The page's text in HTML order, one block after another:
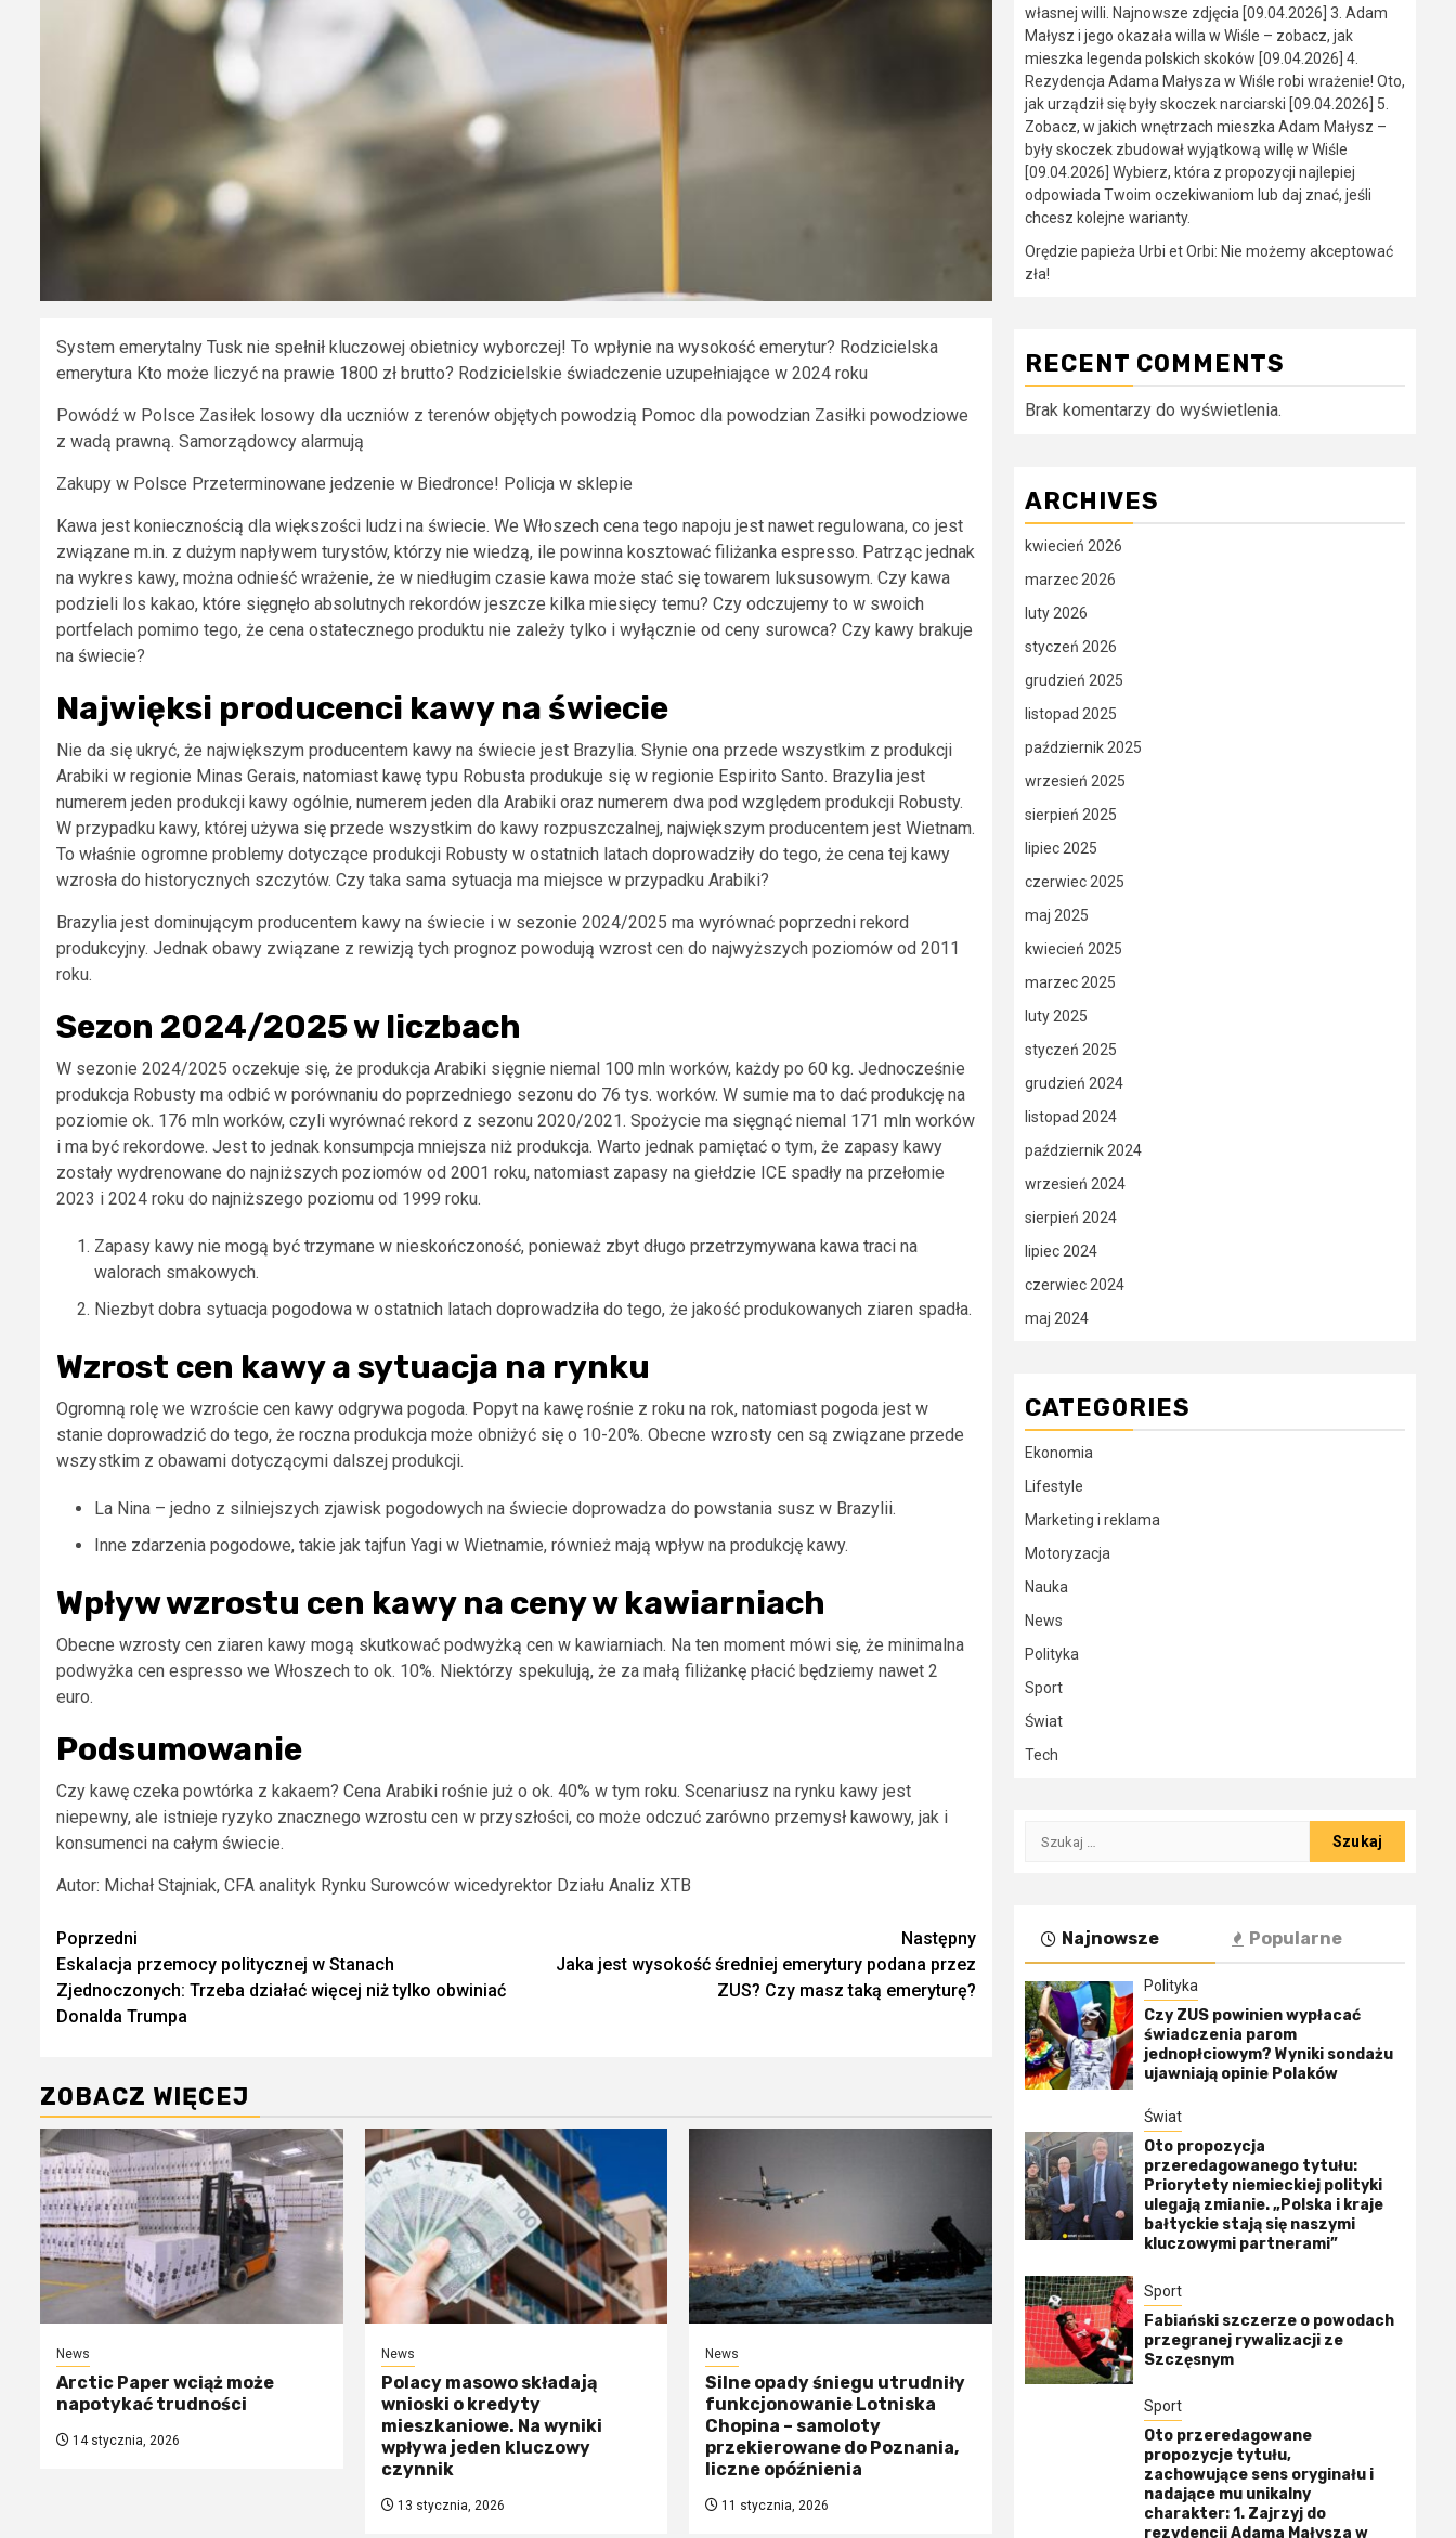
System emerytalny Tusk nie spełnił kluczowej obietnicy wyborczej! To wpłynie na wysokość emerytur? Rodzicielska
emerytura Kto może liczyć na prawie 1800 zł brutto? Rodzicielskie świadczenie uzupełniające w 2024 roku
Powódź w Polsce Zasiłek losowy dla uczniów z terenów objętych powodzią Pomoc dla powodzian Zasiłki powodziowe
z wadą prawną. Samorządowcy alarmują
Zakupy w Polsce Przeterminowane jedzenie w Biedronce! Policja w sklepie
Kawa jest koniecznością dla większości ludzi na świecie. We Włoszech cena tego napoju jest nawet regulowana, co jest
związane m.in. z dużym napływem turystów, którzy nie wiedzą, ile powinna kosztować filiżanka espresso. Patrząc jednak
na wykres kawy, można odnieść wrażenie, że w niedługim czasie kawa może stać się towarem luksusowym. Czy kawa
podzieli los kakao, które sięgnęło absolutnych rekordów jeszcze kilka miesięcy temu? Czy odczujemy to w swoich
portfelach pomimo tego, że cena ostatecznego produktu nie zależy tylko i wyłącznie od ceny surowca? Czy kawy brakuje
na świecie?
Najwięksi producenci kawy na świecie
Nie da się ukryć, że największym producentem kawy na świecie jest Brazylia. Słynie ona przede wszystkim z produkcji
Arabiki w regionie Minas Gerais, natomiast kawę typu Robusta produkuje się w regionie Espirito Santo. Brazylia jest
numerem jeden produkcji kawy ogólnie, numerem jeden dla Arabiki oraz numerem dwa pod względem produkcji Robusty.
W przypadku kawy, której używa się przede wszystkim do kawy rozpuszczalnej, największym producentem jest Wietnam.
To właśnie ogromne problemy dotyczące produkcji Robusty w ostatnich latach doprowadziły do tego, że cena tej kawy
wzrosła do historycznych szczytów. Czy taka sama sytuacja ma miejsce w przypadku Arabiki?
Brazylia jest dominującym producentem kawy na świecie i w sezonie 2024/2025 ma wyrównać poprzedni rekord
produkcyjny. Jednak obawy związane z rewizją tych prognoz powodują wzrost cen do najwyższych poziomów od 2011
roku.
Sezon 2024/2025 w liczbach
W sezonie 2024/2025 oczekuje się, że produkcja Arabiki sięgnie niemal 100 mln worków, każdy po 60 kg. Jednocześnie
produkcja Robusty ma odbić w porównaniu do poprzedniego sezonu do 76 tys. worków. W sumie ma to dać produkcję na
poziomie ok. 176 mln worków, czyli wyrównać rekord z sezonu 2020/2021. Spożycie ma sięgnąć niemal 171 mln worków
i ma być rekordowe. Jest to jednak konsumpcja mniejsza niż produkcja. Warto jednak pamiętać o tym, że zapasy kawy
zostały wydrenowane do najniższych poziomów od 2001 roku, natomiast zapasy na giełdzie ICE spadły na przełomie
2023 i 2024 roku do najniższego poziomu od 1999 roku.
Zapasy kawy nie mogą być trzymane w nieskończoność, ponieważ zbyt długo przetrzymywana kawa traci na
walorach smakowych.
Niezbyt dobra sytuacja pogodowa w ostatnich latach doprowadziła do tego, że jakość produkowanych ziaren spadła.
Wzrost cen kawy a sytuacja na rynku
Ogromną rolę we wzroście cen kawy odgrywa pogoda. Popyt na kawę rośnie z roku na rok, natomiast pogoda jest w
stanie doprowadzić do tego, że roczna produkcja może obniżyć się o 10-20%. Obecne wzrosty cen są związane przede
wszystkim z obawami dotyczącymi dalszej produkcji.
La Nina – jedno z silniejszych zjawisk pogodowych na świecie doprowadza do powstania susz w Brazylii.
Inne zdarzenia pogodowe, takie jak tajfun Yagi w Wietnamie, również mają wpływ na produkcję kawy.
Wpływ wzrostu cen kawy na ceny w kawiarniach
Obecne wzrosty cen ziaren kawy mogą skutkować podwyżką cen w kawiarniach. Na ten moment mówi się, że minimalna
podwyżka cen espresso we Włoszech to ok. 10%. Niektórzy spekulują, że za małą filiżankę płacić będziemy nawet 2
euro.
Podsumowanie
Czy kawę czeka powtórka z kakaem? Cena Arabiki rośnie już o ok. 40% w tym roku. Scenariusz na rynku kawy jest
niepewny, ale istnieje ryzyko znacznego wzrostu cen w przyszłości, co może odczuć zarówno przemysł kawowy, jak i
konsumenci na całym świecie.
Autor: Michał Stajniak, CFA analityk Rynku Surowców wicedyrektor Działu Analiz XTB
Zobacz
wpisy
Poprzedni
Eskalacja przemocy politycznej w Stanach
Zjednoczonych: Trzeba działać więcej niż tylko obwiniać
Donalda Trumpa
Następny
Jaka jest wysokość średniej emerytury podana przez
ZUS? Czy masz taką emeryturę?
ZOBACZ WIĘCEJ
News
Arctic Paper wciąż może
napotykać trudności
14 stycznia, 2026
News
Polacy masowo składają
wnioski o kredyty
mieszkaniowe. Na wyniki
wpływa jeden kluczowy
czynnik
13 stycznia, 2026
News
Silne opady śniegu utrudniły
funkcjonowanie Lotniska
Chopina – samoloty
przekierowane do Poznania,
liczne opóźnienia
11 stycznia, 2026
własnej willi. Najnowsze zdjęcia [09.04.2026] 3. Adam
Małysz i jego okazała willa w Wiśle – zobacz, jak
mieszka legenda polskich skoków [09.04.2026] 4.
Rezydencja Adama Małysza w Wiśle robi wrażenie! Oto,
jak urządził się były skoczek narciarski [09.04.2026] 5.
Zobacz, w jakich wnętrzach mieszka Adam Małysz –
były skoczek zbudował wyjątkową willę w Wiśle
[09.04.2026] Wybierz, która z propozycji najlepiej
odpowiada Twoim oczekiwaniom lub daj znać, jeśli
chcesz kolejne warianty.
Orędzie papieża Urbi et Orbi: Nie możemy akceptować
zła!
RECENT COMMENTS
Brak komentarzy do wyświetlenia.
ARCHIVES
kwiecień 2026
marzec 2026
luty 2026
styczeń 2026
grudzień 2025
listopad 2025
październik 2025
wrzesień 2025
sierpień 2025
lipiec 2025
czerwiec 2025
maj 2025
kwiecień 2025
marzec 2025
luty 2025
styczeń 2025
grudzień 2024
listopad 2024
październik 2024
wrzesień 2024
sierpień 2024
lipiec 2024
czerwiec 2024
maj 2024
CATEGORIES
Ekonomia
Lifestyle
Marketing i reklama
Motoryzacja
Nauka
News
Polityka
Sport
Świat
Tech
Szukaj:
Najnowsze Popularne
Polityka
Czy ZUS powinien wypłacać
świadczenia parom
jednopłciowym? Wyniki sondażu
ujawniają opinie Polaków
Świat
Oto propozycja
przeredagowanego tytułu:
Priorytety niemieckiej polityki
ulegają zmianie. „Polska i kraje
bałtyckie stają się naszymi
kluczowymi partnerami”
Sport
Fabiański szczerze o powodach
przegranej rywalizacji ze
Szczęsnym
Sport
Oto przeredagowane
propozycje tytułu,
zachowujące sens oryginału i
nadające mu unikalny
charakter: 1. Zajrzyj do
rezydencji Adama Małysza w